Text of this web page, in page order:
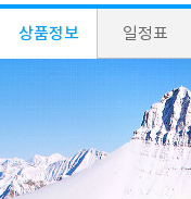
상품정보 일정표